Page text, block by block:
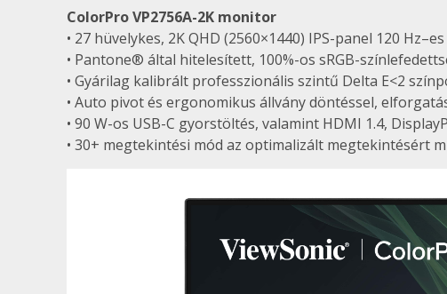
ColorPro VP2756A-2K monitor
• 27 hüvelykes, 2K QHD (2560×1440) IPS-panel 120
• Pantone® által hitelesített, 100%-os sRGB-
• Gyárilag kalibrált professzionális szintű Delta E<2
• Auto pivot és ergonomikus állvány döntéssel,
• 90 W-os USB-C gyorstöltés, valamint HDMI 1.4,
• 30+ megtekintési mód az optimalizált megtekintésért